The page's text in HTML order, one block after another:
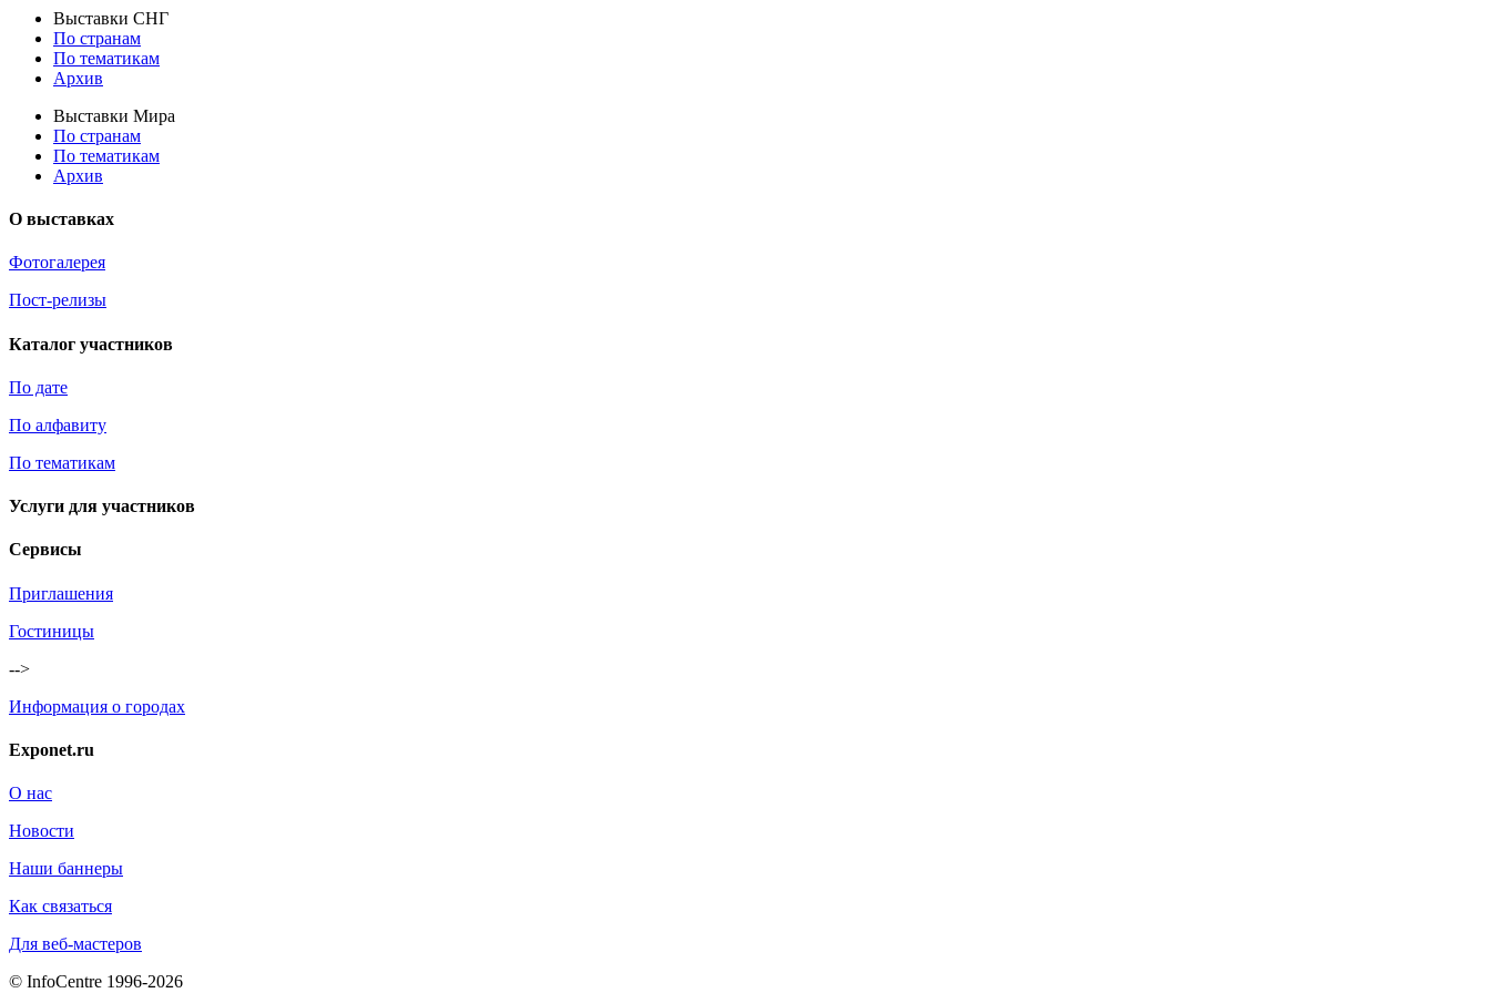
Выставки СНГ
По странам
По тематикам
Архив
Выставки Мира
По странам
По тематикам
Архив
О выставках
Фотогалерея
Пост-релизы
Каталог участников
По дате
По алфавиту
По тематикам
Услуги для участников
Сервисы
Приглашения
Гостиницы
-->
Информация о городах
Exponet.ru
О нас
Новости
Наши баннеры
Как связаться
Для веб-мастеров
© InfoCentre 1996-2026